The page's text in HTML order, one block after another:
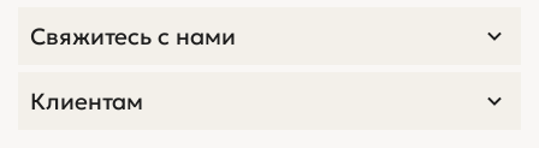
Свяжитесь с нами
Клиентам